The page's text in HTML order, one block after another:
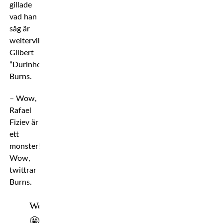
gillade
vad han
såg är
welterviktaren
Gilbert
”Durinho”
Burns.
– Wow,
Rafael
Fiziev är
ett
monster!
Wow,
twittrar
Burns.
Wow